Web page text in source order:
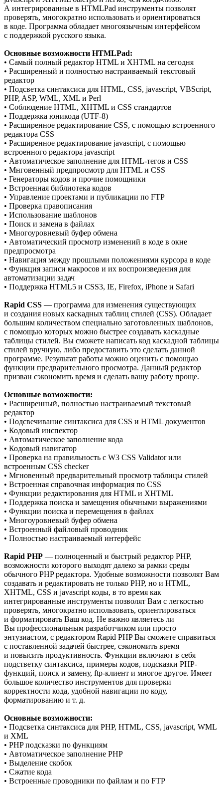
А интегрированные в HTMLPad инструменты позволят
проверять, многократно использовать и ориентироваться
в коде. Программа обладает многоязычным интерфейсом
с поддержкой русского языка.
Основные возможности HTMLPad:
• Самый полный редактор HTML и XHTML на сегодня
• Расширенный и полностью настраиваемый текстовый
редактор
• Подсветка синтаксиса для HTML, CSS, javascript, VBScript,
PHP, ASP, WML, XML и Perl
• Соблюдение HTML, XHTML и CSS стандартов
• Поддержка юникода (UTF-8)
• Расширенное редактирование CSS, с помощью встроенного
редактора CSS
• Расширенное редактирование javascript, с помощью
встроенного редактора javascript
• Автоматическое заполнение для HTML-тегов и CSS
• Мнговенный предпросмотр для HTML и CSS
• Генераторы кодов и прочие помощники
• Встроенная библиотека кодов
• Управление проектами и публикации по FTP
• Проверка правописания
• Использование шаблонов
• Поиск и замена в файлах
• Многоуровневый буфер обмена
• Автоматический просмотр изменений в коде в окне
предпросмотра
• Навигация между прошлыми положениями курсора в коде
• Функция записи макросов и их воспроизведения для
автоматизации задач
• Поддержка HTML5 и CSS3, IE, Firefox, iPhone и Safari
Rapid CSS — программа для изменения существующих
и создания новых каскадных таблиц стилей (CSS). Обладает
большим количеством специально заготовленных шаблонов,
с помощью которых можно быстрее создавать каскадные
таблицы стилей. Вы сможете написать код каскадной таблицы
стилей вручную, либо предоставить это сделать данной
программе. Результат работы можно оценить с помощью
функции предварительного просмотра. Данный редактор
призван сэкономить время и сделать вашу работу проще.
Основные возможности:
• Расширенный, полностью настраиваемый текстовый
редактор
• Подсвечивание синтаксиса для CSS и HTML документов
• Кодовый инспектор
• Автоматическое заполнение кода
• Кодовый навигатор
• Проверка на правильность с W3 CSS Validator или
встроенным CSS checker
• Мгновенный предварительный просмотр таблицы стилей
• Встроенная справочная информация по CSS
• Функции редактирования для HTML и XHTML
• Поддержка поиска и замещения обычными выражениями
• Функции поиска и перемещения в файлах
• Многоуровневый буфер обмена
• Встроенный файловый проводник
• Полностью настраиваемый интерфейс
Rapid PHP — полноценный и быстрый редактор PHP,
возможности которого выходят далеко за рамки среды
обычного PHP редактора. Удобные возможности позволят Вам
создавать и редактировать не только PHP, но и HTML,
XHTML, CSS и jаvascript коды, в то время как
интегрированные инструменты позволят Вам с легкостью
проверять, многократно использовать, ориентироваться
и форматировать Ваш код. Не важно являетесь ли
Вы профессиональным разработчиком или просто
энтузиастом, с редактором Rapid PHP Вы сможете справиться
с поставленной задачей быстрее, сэкономить время
и повысить продуктивность. Функции включают в себя
подстветку синтаксиса, примеры кодов, подсказки PHP-
функций, поиск и замену, ftp-клиент и многое другое. Имеет
большое количество инструментов для проверки
корректности кода, удобной навигации по коду,
форматированию и т. д.
Основные возможности:
• Подсветка синтаксиса для PHP, HTML, CSS, javascript, WML
и XML
• PHP подсказки по функциям
• Автоматическое заполнение PHP
• Выделение скобок
• Сжатие кода
• Встроенные проводники по файлам и по FTP